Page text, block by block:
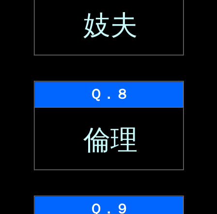
妓夫
Ｑ．８
倫理
Ｑ．９